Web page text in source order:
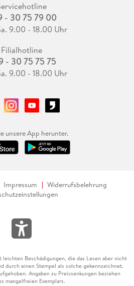
- 30 75 79 00
9.00 - 18.00 Uhr
Filialhotline
- 30 75 75 75
9.00 - 18.00 Uhr
unsere App herunter.
Impressum
Widerrufsbelehrung
Beschädigungen, die das Lesen aber nicht
durch einen Stempel als solche gekennzeichnet.
Angaben zu Preissenkungen beziehen
mangelfreien Exemplars.